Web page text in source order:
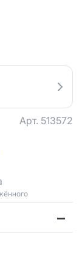
Арт. 513572